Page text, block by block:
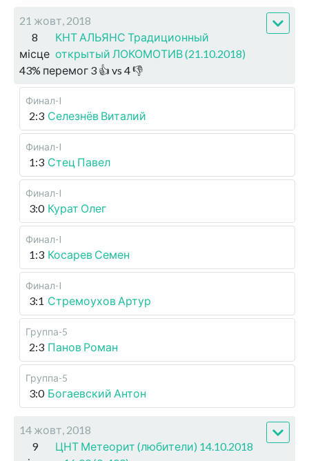
21 жовт, 2018
8
місце
КНТ АЛЬЯНС Традиционный
открытый ЛОКОМОТИВ (21.10.2018)
43% перемог 3 👍 vs 4👎
Финал-I
2:3 Селезнёв Виталий
Финал-I
1:3 Стец Павел
Финал-I
3:0 Курат Олег
Финал-I
1:3 Косарев Семен
Финал-I
3:1 Стремоухов Артур
Группа-5
2:3 Панов Роман
Группа-5
3:0 Богаевский Антон
14 жовт, 2018
9
ЦНТ Метеорит (любители) 14.10.2018